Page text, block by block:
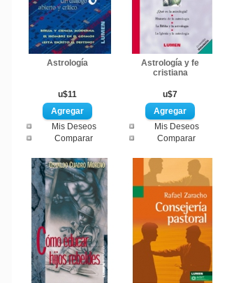
Astrología
u$11
Mis Deseos
Comparar
Astrología y fe
cristiana
u$7
Mis Deseos
Comparar